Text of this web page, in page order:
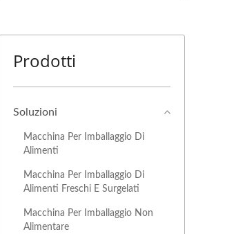
Prodotti
Soluzioni
Macchina Per Imballaggio Di
Alimenti
Macchina Per Imballaggio Di
Alimenti Freschi E Surgelati
Macchina Per Imballaggio Non
Alimentare